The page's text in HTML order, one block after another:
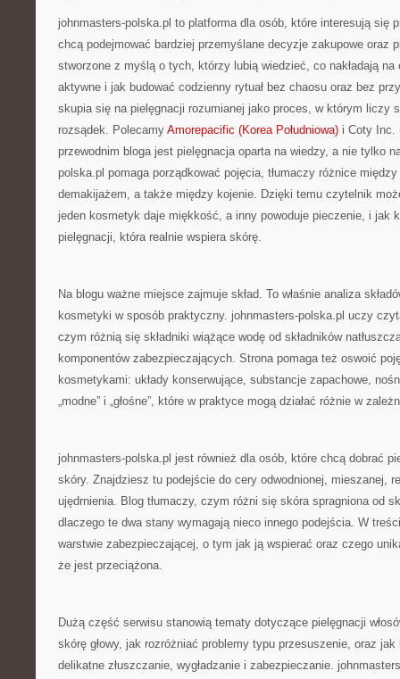
johnmasters-polska.pl to platforma dla osób, które interesują się
chcą podejmować bardziej przemyślane decyzje zakupowe oraz
stworzone z myślą o tych, którzy lubią wiedzieć, co nakładają na
aktywne i jak budować codzienny rytuał bez chaosu oraz bez
skupia się na pielęgnacji rozumianej jako proces, w którym liczy
rozsądek. Polecamy Amorepacific (Korea Południowa) i Coty Inc.
przewodnim bloga jest pielęgnacja oparta na wiedzy, a nie tylko
polska.pl pomaga porządkować pojęcia, tłumaczy różnice
demakijażem, a także między kojenie. Dzięki temu czytelnik
jeden kosmetyk daje miękkość, a inny powoduje pieczenie, i jak
pielęgnacji, która realnie wspiera skórę.
Na blogu ważne miejsce zajmuje skład. To właśnie analiza
kosmetyki w sposób praktyczny. johnmasters-polska.pl uczy
czym różnią się składniki wiążące wodę od składników
komponentów zabezpieczających. Strona pomaga też oswoić
kosmetykami: układy konserwujące, substancje zapachowe,
„modne” i „głośne”, które w praktyce mogą działać różnie w
johnmasters-polska.pl jest również dla osób, które chcą dobrać
skóry. Znajdziesz tu podejście do cery odwodnionej, mieszanej,
ujędrnienia. Blog tłumaczy, czym różni się skóra spragniona od
dlaczego te dwa stany wymagają nieco innego podejścia. W
warstwie zabezpieczającej, o tym jak ją wspierać oraz czego
że jest przeciążona.
Dużą część serwisu stanowią tematy dotyczące pielęgnacji
skórę głowy, jak rozróżniać problemy typu przesuszenie, oraz
delikatne złuszczanie, wygładzanie i zabezpieczanie.